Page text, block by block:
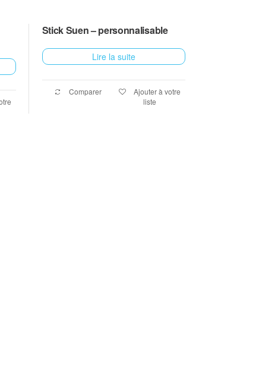
Stick Suen – personnalisable
Lire la suite
Comparer
Ajouter à votre
liste